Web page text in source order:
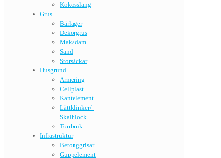
Kokosslang
Grus
Bärlager
Dekorgrus
Makadam
Sand
Storsäckar
Husgrund
Armering
Cellplast
Kantelement
Lättklinker/-
Skalblock
Torrbruk
Infrastruktur
Betonggrisar
Guppelement